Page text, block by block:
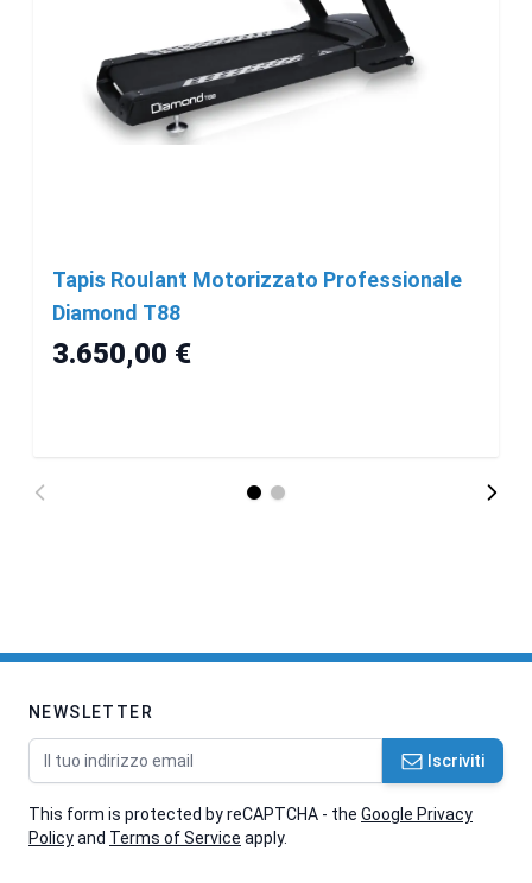
Tapis Roulant Motorizzato Professionale
Diamond T88
3.650,00 €
NEWSLETTER
Indirizzo email Iscriviti
This form is protected by reCAPTCHA - the Google Privacy
Policyand Terms of Service apply.